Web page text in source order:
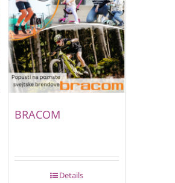
BRACOM
Details